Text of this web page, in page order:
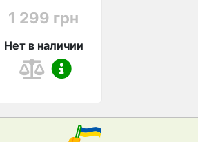
1 299 грн
Нет в наличии